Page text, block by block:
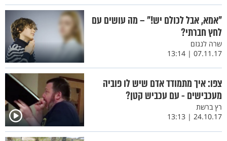
"אמא, אבל לכולם יש!" – מה עושים עם
לחץ חברתי?
שרה לנגזם
07.11.17 | 13:14
צפו: איך מתמודד אדם שיש לו פוביה
מעכבישים - עם עכביש קטן?
רץ ברשת
24.10.17 | 13:13